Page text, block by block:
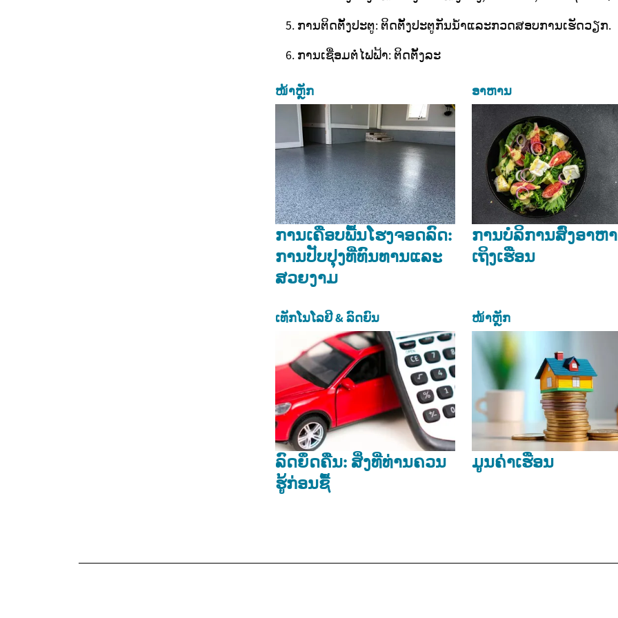
ການຕິດຕັ້ງປະຕູ: ຕິດຕັ້ງປະຕູກັນນ້ຳແລະກວດສອບການເຮັດວຽກ.
ການເຊື່ອມຕໍ່ໄຟຟ້າ: ຕິດຕັ້ງລະ
ໜ້າຫຼັກ
ການເຄືອບພື້ນໂຮງຈອດລົດ:
ການປັບປຸງທີ່ທົນທານແລະ
ສວຍງາມ
ອາຫານ
ການບໍລິການສົ່ງອາຫ
ເຖິງເຮືອນ
ເທັກໂນໂລຢີ & ລົດຍົນ
ລົດຍຶດຄືນ: ສິ່ງທີ່ທ່ານຄວນ
ຮູ້ກ່ອນຊື້
ໜ້າຫຼັກ
ມູນຄ່າເຮືອນ